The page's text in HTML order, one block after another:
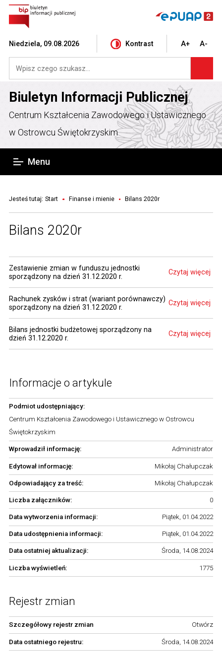
Niedziela, 09.08.2026 Kontrast A+ A-
Biuletyn Informacji Publicznej
Centrum Kształcenia Zawodowego i Ustawicznego
w Ostrowcu Świętokrzyskim
Menu
Jesteś tutaj: Start Finanse i mienie Bilans 2020r
Bilans 2020r
Zestawienie zmian w funduszu jednostki
sporządzony na dzień 31.12.2020 r.
Czytaj więcej
Rachunek zysków i strat (wariant porównawczy)
sporządzony na dzień 31.12.2020 r.
Czytaj więcej
Bilans jednostki budżetowej sporządzony na
dzień 31.12.2020 r.
Czytaj więcej
Informacje o artykule
Podmiot udostępniający:
Centrum Kształcenia Zawodowego i Ustawicznego w Ostrowcu
Świętokrzyskim
Wprowadził informację: Administrator
Edytował informację: Mikołaj Chałupczak
Odpowiadający za treść: Mikołaj Chałupczak
Liczba załączników: 0
Data wytworzenia informacji: Piątek, 01.04.2022
Data udostępnienia informacji: Piątek, 01.04.2022
Data ostatniej aktualizacji: Środa, 14.08.2024
Liczba wyświetleń: 1775
Rejestr zmian
Szczegółowy rejestr zmian Otwórz
Data ostatniego rejestru: Środa, 14.08.2024